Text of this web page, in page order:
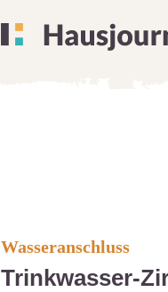
Wasseranschluss
Trinkwasser-